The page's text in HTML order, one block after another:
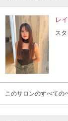
レ
ス
このサロンのすべての